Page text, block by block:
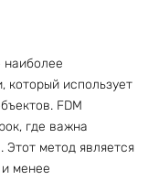
наиболее
который использует
FDM
где важна
Этот метод является
менее